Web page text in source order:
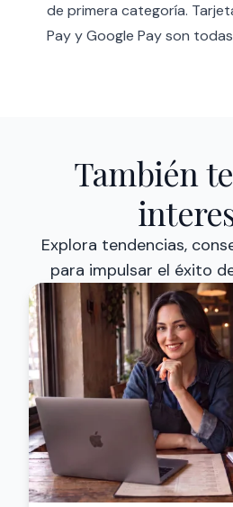
de primera categoría.
Pay y Google Pay son
También
Explora tendencias,
para impulsar el éxito